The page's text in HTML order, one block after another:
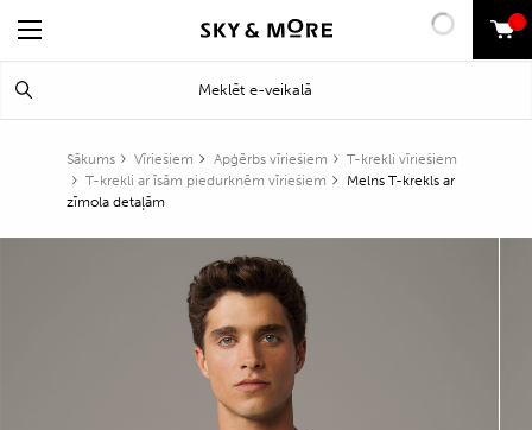
0
Sākums Vīriešiem Apģērbs vīriešiem
T-krekli vīriešiem
T-krekli ar īsām piedurknēm vīriešiem
Melns T-krekls ar
zīmola detaļām